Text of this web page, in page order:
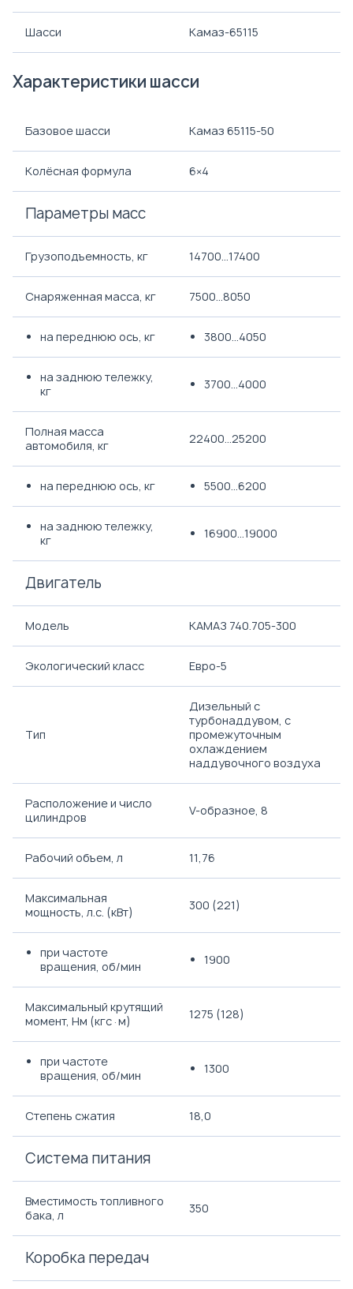
Шасси Камаз-65115
Характеристики шасси
Базовое шасси Камаз 65115-50
Колёсная формула 6×4
Параметры масс
Грузоподъемность, кг 14700...17400
Снаряженная масса, кг 7500...8050
на переднюю ось, кг 3800...4050
на заднюю тележку,
кг
3700...4000
Полная масса
автомобиля, кг
22400...25200
на переднюю ось, кг 5500...6200
на заднюю тележку,
кг
16900...19000
Двигатель
Модель КАМАЗ 740.705-300
Экологический класс Евро-5
Тип
Дизельный с
турбонаддувом, с
промежуточным
охлаждением
наддувочного воздуха
Расположение и число
цилиндров
V-образное, 8
Рабочий объем, л 11,76
Максимальная
мощность, л.с. (кВт)
300 (221)
при частоте
вращения, об/мин
1900
Максимальный крутящий
момент, Нм (кгс·м)
1275 (128)
при частоте
вращения, об/мин
1300
Степень сжатия 18,0
Система питания
Вместимость топливного
бака, л
350
Коробка передач